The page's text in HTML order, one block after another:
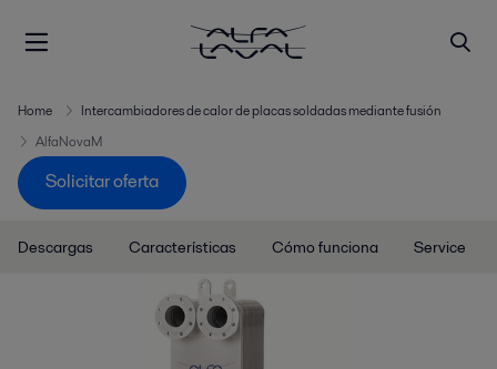
Home
Intercambiadores de calor de placas soldadas mediante fusión
AlfaNovaM
Solicitar oferta
Descargas Características Cómo funciona Service